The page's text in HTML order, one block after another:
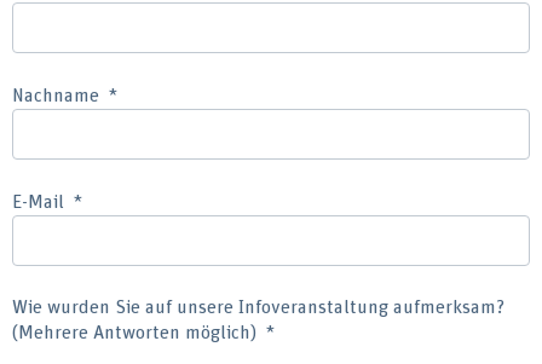
Nachname
E-Mail
Wie wurden Sie auf unsere Infoveranstaltung aufmerksam?
(Mehrere Antworten möglich)